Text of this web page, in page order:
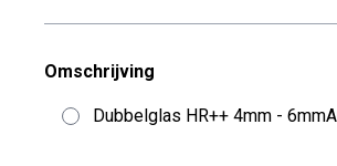
Omschrijving
Dubbelglas HR++ 4mm -